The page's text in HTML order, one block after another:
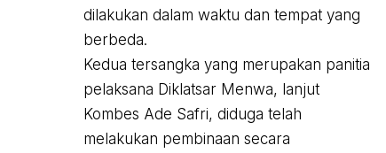
dilakukan dalam waktu dan tempat yang
berbeda.
Kedua tersangka yang merupakan panitia
pelaksana Diklatsar Menwa, lanjut
Kombes Ade Safri, diduga telah
melakukan pembinaan secara